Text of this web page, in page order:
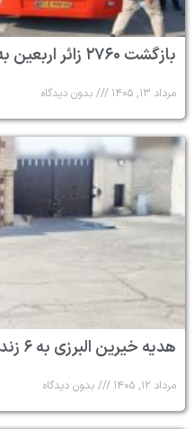
بازگشت ۲۷۶۰ زائر اربعین به استان البرز
مرداد ۱۳, ۱۴۰۵ بدون دیدگاه
هدیه خیرین البرزی به ۶ زندانی در آستانه اربعین
مرداد ۱۲, ۱۴۰۵ بدون دیدگاه